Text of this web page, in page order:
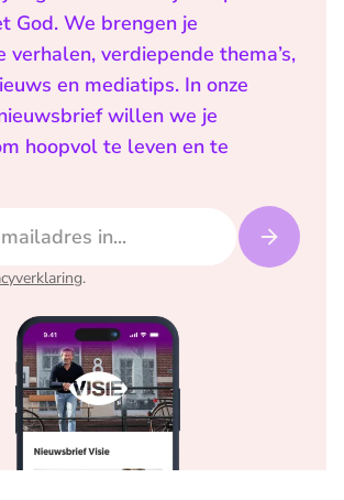
God. We brengen je
verhalen, verdiepende thema’s,
en mediatips. In onze
willen we je
hoopvol te leven en te
.